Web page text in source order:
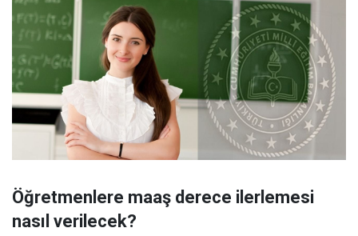
Öğretmenlere maaş derece ilerlemesi
nasıl verilecek?